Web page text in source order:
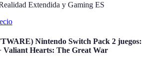
Extendida y Gaming ES
Nintendo Switch Pack 2 juegos:
Valiant Hearts: The Great War